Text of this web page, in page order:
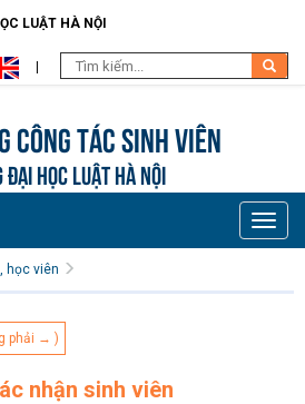
LUẬT HÀ NỘI
Công tác sinh viên
ĐẠI HỌC LUẬT HÀ NỘI
Toggle
học viên
phải → )
nhận sinh viên